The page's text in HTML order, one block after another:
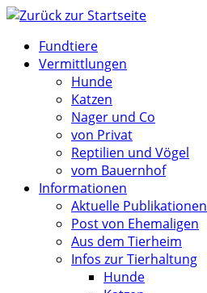
Zum
springenFundtiere
Vermittlungen
Hunde
Katzen
Nager und Co
von Privat
Reptilien und Vögel
vom Bauernhof
Informationen
Aktuelle Publikationen
Post von Ehemaligen
Aus dem Tierheim
Infos zur Tierhaltung
Hunde